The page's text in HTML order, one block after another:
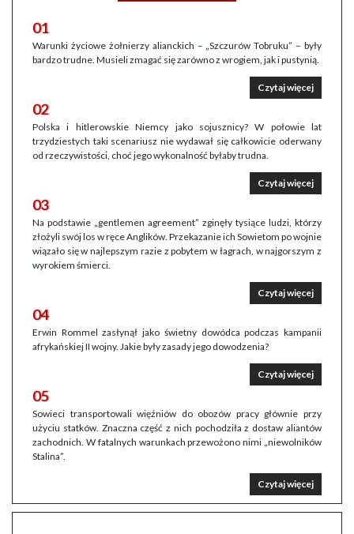
01
Warunki życiowe żołnierzy alianckich – „Szczurów Tobruku” – były
bardzo trudne. Musieli zmagać się zarówno z wrogiem, jak i pustynią.
Czytaj więcej
02
Polska i hitlerowskie Niemcy jako sojusznicy? W połowie lat
trzydziestych taki scenariusz nie wydawał się całkowicie oderwany
od rzeczywistości, choć jego wykonalność byłaby trudna.
Czytaj więcej
03
Na podstawie „gentlemen agreement” zginęły tysiące ludzi, którzy
złożyli swój los w ręce Anglików. Przekazanie ich Sowietom po wojnie
wiązało się w najlepszym razie z pobytem w łagrach, w najgorszym z
wyrokiem śmierci.
Czytaj więcej
04
Erwin Rommel zasłynął jako świetny dowódca podczas kampanii
afrykańskiej II wojny. Jakie były zasady jego dowodzenia?
Czytaj więcej
05
Sowieci transportowali więźniów do obozów pracy głównie przy
użyciu statków. Znaczna część z nich pochodziła z dostaw aliantów
zachodnich. W fatalnych warunkach przewożono nimi „niewolników
Stalina”.
Czytaj więcej